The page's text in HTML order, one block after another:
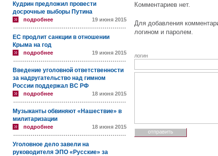
Кудрин предложил провести
досрочные выборы Путина
подробнее 19 июня 2015
ЕС продлит санкции в отношении
Крыма на год
подробнее 19 июня 2015
Введение уголовной ответственности
за надругательство над гимном
России поддержал ВС РФ
подробнее 18 июня 2015
Музыканты обвиняют «Нашествие» в
милитаризации
подробнее 18 июня 2015
Уголовное дело завели на
руководителя ЭПО «Русские» за
Комментариев нет.
Для добавления
логином и паролем.
логин